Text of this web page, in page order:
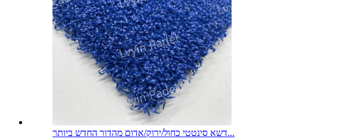
דשא סינטטי כחול/ירוק/אדום מהדור החדש ביותר...